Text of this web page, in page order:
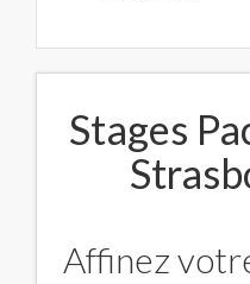
Stages
Affinez